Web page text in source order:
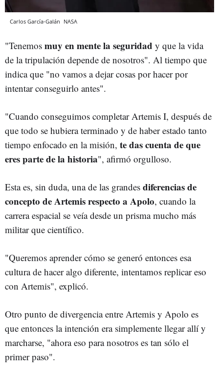
Carlos García-Galán NASA
"Tenemos muy en mente la seguridad y que la vida
de la tripulación depende de nosotros". Al tiempo que
indica que "no vamos a dejar cosas por hacer por
intentar conseguirlo antes".
"Cuando conseguimos completar Artemis I, después de
que todo se hubiera terminado y de haber estado tanto
tiempo enfocado en la misión, te das cuenta de que
eres parte de la historia", afirmó orgulloso.
Esta es, sin duda, una de las grandes diferencias de
concepto de Artemis respecto a Apolo, cuando la
carrera espacial se veía desde un prisma mucho más
militar que científico.
"Queremos aprender cómo se generó entonces esa
cultura de hacer algo diferente, intentamos replicar eso
con Artemis", explicó.
Otro punto de divergencia entre Artemis y Apolo es
que entonces la intención era simplemente llegar allí y
marcharse, "ahora eso para nosotros es tan sólo el
primer paso".